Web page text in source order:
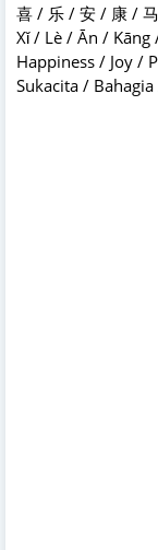
喜 / 乐 / 安 / 康 /
Xǐ / Lè / Ān / Kāng
Happiness / Joy /
Sukacita /